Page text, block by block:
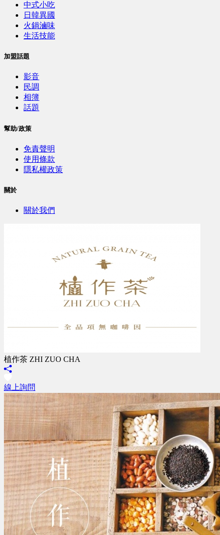
中式小吃
日韓異國
火鍋滷味
生活技能
加盟話題
影音
民調
相簿
話題
幫助/政策
免責聲明
使用條款
隱私權政策
關於
關於我們
植作茶 ZHI ZUO CHA
線上詢問